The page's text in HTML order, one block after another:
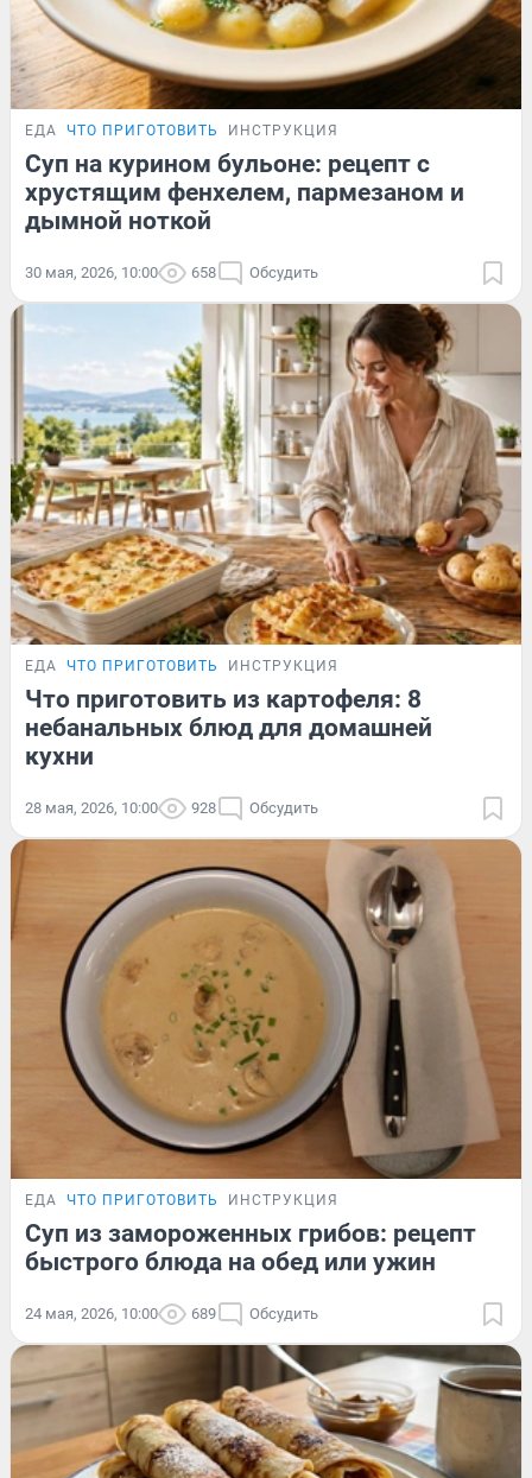
ЕДА ЧТО ПРИГОТОВИТЬ ИНСТРУКЦИЯ
Суп на курином бульоне: рецепт с
хрустящим фенхелем, пармезаном и
дымной ноткой
30 мая, 2026, 10:00 658 Обсудить
ЕДА ЧТО ПРИГОТОВИТЬ ИНСТРУКЦИЯ
Что приготовить из картофеля: 8
небанальных блюд для домашней
кухни
28 мая, 2026, 10:00 928 Обсудить
ЕДА ЧТО ПРИГОТОВИТЬ ИНСТРУКЦИЯ
Суп из замороженных грибов: рецепт
быстрого блюда на обед или ужин
24 мая, 2026, 10:00 689 Обсудить